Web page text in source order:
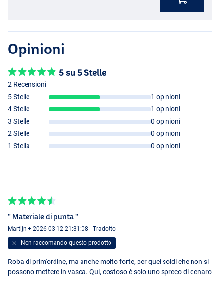
Opinioni
5 su 5 Stelle
2 Recensioni
5 Stelle
1 opinioni
4 Stelle
1 opinioni
3 Stelle
0 opinioni
2 Stelle
0 opinioni
1 Stella
0 opinioni
" Materiale di punta "
Martijn + 2026-03-12 21:31:08 - Tradotto
Non raccomando questo prodotto
Roba di prim'ordine, ma anche molto forte, per quei soldi che non si
possono mettere in vasca. Qui, costoso è solo uno spreco di denaro